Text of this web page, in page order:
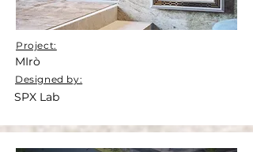
Project:
MIrò
Designed by:
SPX Lab